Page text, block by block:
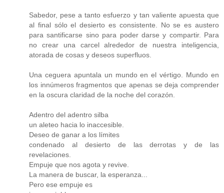
Sabedor, pese a tanto esfuerzo y tan valiente apuesta que
al final sólo el desierto es consistente. No se es austero
para santificarse sino para poder darse y compartir. Para
no crear una carcel alrededor de nuestra inteligencia,
atorada de cosas y deseos superfluos.
Una ceguera apuntala un mundo en el vértigo. Mundo en
los innúmeros fragmentos que apenas se deja comprender
en la oscura claridad de la noche del corazón.
Adentro del adentro silba
un aleteo hacia lo inaccesible.
Deseo de ganar a los límites
condenado al desierto de las derrotas y de las
revelaciones.
Empuje que nos agota y revive.
La manera de buscar, la esperanza...
Pero ese empuje es